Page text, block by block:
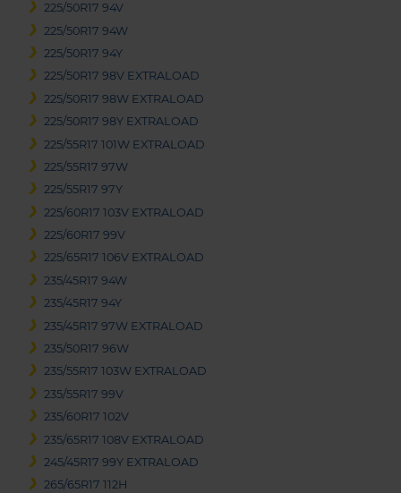
225/50R17 94V
225/50R17 94W
225/50R17 94Y
225/50R17 98V EXTRALOAD
225/50R17 98W EXTRALOAD
225/50R17 98Y EXTRALOAD
225/55R17 101W EXTRALOAD
225/55R17 97W
225/55R17 97Y
225/60R17 103V EXTRALOAD
225/60R17 99V
225/65R17 106V EXTRALOAD
235/45R17 94W
235/45R17 94Y
235/45R17 97W EXTRALOAD
235/50R17 96W
235/55R17 103W EXTRALOAD
235/55R17 99V
235/60R17 102V
235/65R17 108V EXTRALOAD
245/45R17 99Y EXTRALOAD
265/65R17 112H